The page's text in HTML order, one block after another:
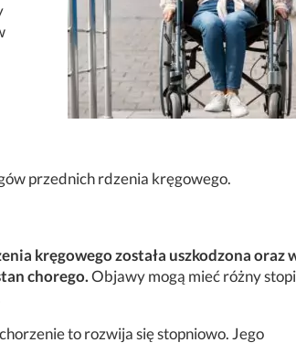
przednich rdzenia kręgowego.
kręgowego została uszkodzona oraz
chorego.Objawy mogą mieć różny
to rozwija się stopniowo. Jego